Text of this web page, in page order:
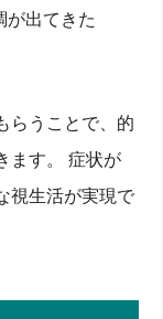
が出てきた
らうことで、的
ます。 症状が
視生活が実現で